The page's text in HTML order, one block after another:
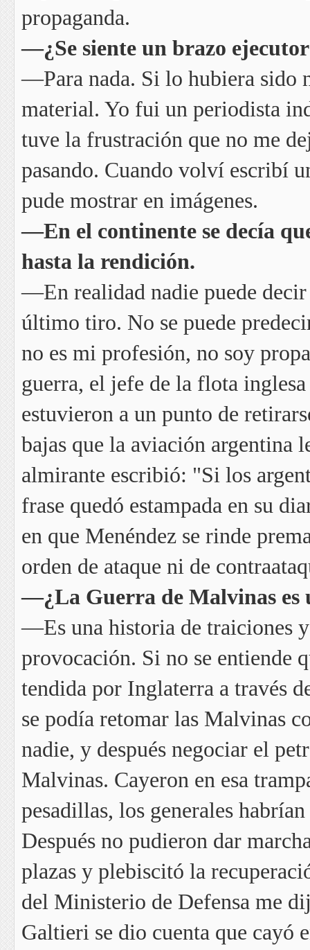
propaganda.
—¿Se siente un brazo
—Para nada. Si lo hubiera sido
material. Yo fui un periodista
tuve la frustración que no me
pasando. Cuando volví escribí
pude mostrar en imágenes.
—En el continente se decía
hasta la rendición.
—En realidad nadie puede decir
último tiro. No se puede
no es mi profesión, no soy
guerra, el jefe de la flota
estuvieron a un punto de
bajas que la aviación argentina
almirante escribió: "Si los
frase quedó estampada en su
en que Menéndez se rinde
orden de ataque ni de
—¿La Guerra de Malvinas es
—Es una historia de traiciones
provocación. Si no se entiende
tendida por Inglaterra a través
se podía retomar las Malvinas
nadie, y después negociar el
Malvinas. Cayeron en esa
pesadillas, los generales
Después no pudieron dar
plazas y plebiscitó la
del Ministerio de Defensa me
Galtieri se dio cuenta que cayó